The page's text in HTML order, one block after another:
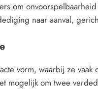
om
naar aanval,
vorm, waarbij ze vaak
mogelijk om twee